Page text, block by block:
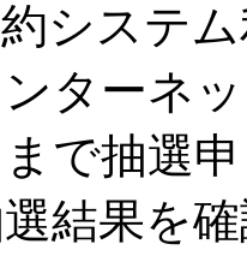
システ
ターネ
まで抽選
結果を